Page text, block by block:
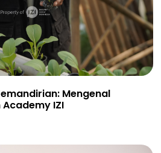
Mengenal
IZI